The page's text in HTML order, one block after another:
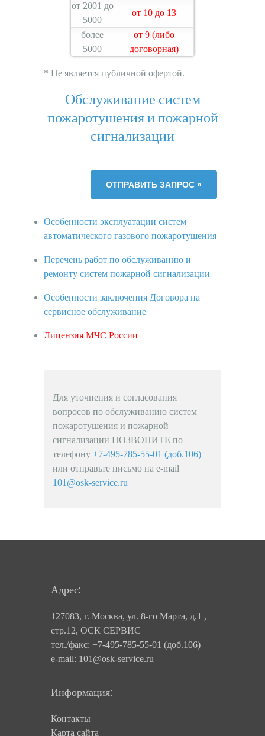
от 2001 до
5000
от 10 до 13
более
5000
от 9 (либо
договорная)
* Не является публичной офертой.
Обслуживание систем
пожаротушения и пожарной
сигнализации
ОТПРАВИТЬ ЗАПРОС »
Особенности эксплуатации систем
автоматического газового пожаротушения
Перечень работ по обслуживанию и
ремонту систем пожарной сигнализации
Особенности заключения Договора на
сервисное обслуживание
Лицензия МЧС России
Для уточнения и согласования
вопросов по обслуживанию систем
пожаротушения и пожарной
сигнализации ПОЗВОНИТЕ по
телефону +7-495-785-55-01 (доб.106)
или отправьте письмо на e-mail
101@osk-service.ru
Адрес:
127083, г. Москва, ул. 8-го Марта, д.1 ,
стр.12, ОСК СЕРВИС
тел./факс: +7-495-785-55-01 (доб.106)
e-mail: 101@osk-service.ru
Информация:
Контакты
Карта сайта